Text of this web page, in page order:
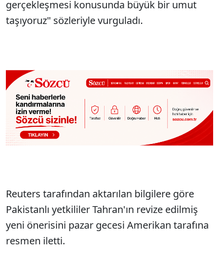
gerçekleşmesi konusunda büyük bir umut
taşıyoruz" sözleriyle vurguladı.
Reuters tarafından aktarılan bilgilere göre
Pakistanlı yetkililer Tahran'ın revize edilmiş
yeni önerisini pazar gecesi Amerikan tarafına
resmen iletti.